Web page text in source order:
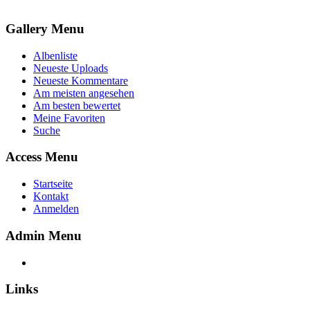
Gallery Menu
Albenliste
Neueste Uploads
Neueste Kommentare
Am meisten angesehen
Am besten bewertet
Meine Favoriten
Suche
Access Menu
Startseite
Kontakt
Anmelden
Admin Menu
Links